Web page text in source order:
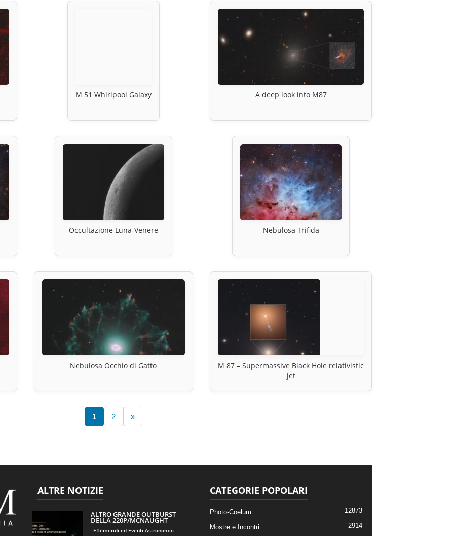
M 51 Whirlpool Galaxy A deep look into M87
Occultazione Luna-Venere Nebulosa Trifida
Nebulosa Occhio di Gatto
M 87 – Supermassive Black Hole relativistic
jet
1 2 »
ALTRE NOTIZIE
ALTRO GRANDE OUTBURST
DELLA 220P/MCNAUGHT
Effemeridi ed Eventi Astronomici
CATEGORIE POPOLARI
Photo-Coelum 12873
Mostre e Incontri 2914